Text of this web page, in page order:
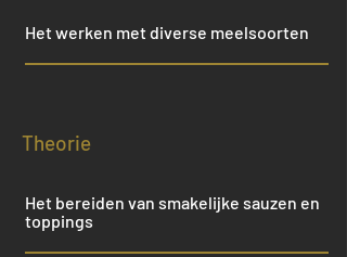
Het werken met diverse meelsoorten
Theorie
Het bereiden van smakelijke sauzen en
toppings